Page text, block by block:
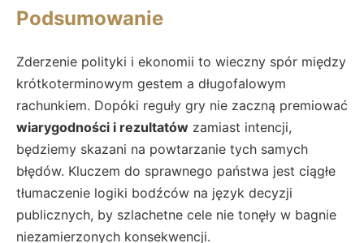
Podsumowanie
Zderzenie polityki i ekonomii to wieczny spór między
krótkoterminowym gestem a długofalowym
rachunkiem. Dopóki reguły gry nie zaczną premiować
wiarygodności i rezultatów zamiast intencji,
będziemy skazani na powtarzanie tych samych
błędów. Kluczem do sprawnego państwa jest ciągłe
tłumaczenie logiki bodźców na język decyzji
publicznych, by szlachetne cele nie tonęły w bagnie
niezamierzonych konsekwencji.